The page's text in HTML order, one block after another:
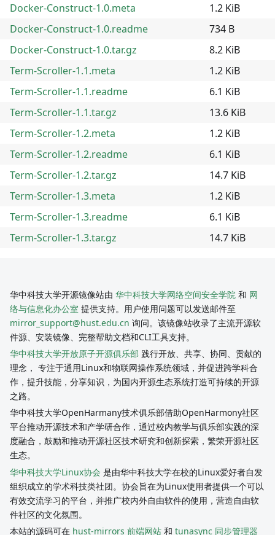
Docker-Construct-1.0.meta
1.2 KiB
Docker-Construct-1.0.readme
734 B
Docker-Construct-1.0.tar.gz
8.2 KiB
Term-Scroller-1.1.meta
1.2 KiB
Term-Scroller-1.1.readme
6.1 KiB
Term-Scroller-1.1.tar.gz
13.6 KiB
Term-Scroller-1.2.meta
1.2 KiB
Term-Scroller-1.2.readme
6.1 KiB
Term-Scroller-1.2.tar.gz
14.7 KiB
Term-Scroller-1.3.meta
1.2 KiB
Term-Scroller-1.3.readme
6.1 KiB
Term-Scroller-1.3.tar.gz
14.7 KiB
华中科技大学开源镜像站由 华中科技大学网络空间安全学院 和 网
络与信息化办公室 提供支持。用户使用问题可以发送邮件至
mirror_support@hust.edu.cn 询问。该镜像站收录了主流开源软
件源、安装镜像、完整帮助文档和CLI工具支持。
华中科技大学开放原子开源俱乐部 践行开放、共享、协同、贡献的
理念， 专注于通用Linux和物联网操作系统领域，并促进跨学科合
作，提升技能，分享知识，为国内开源生态系统打造可持续的开源
之路。
华中科技大学OpenHarmany技术俱乐部借助OpenHarmony社区
平台推动开源技术和产学研合作，通过校内教学与俱乐部实践的深
度融合，鼓励和推动开源社区技术研究和创新探索，繁荣开源社区
生态。
华中科技大学Linux协会 是由华中科技大学在校的Linux爱好者自发
组织成立的学术科技类社团。协会旨在为Linux使用者提供一个可以
有效交流学习的平台，并推广校内外自由软件的使用，营造自由软
件社区的文化氛围。
本站的源码可在 hust-mirrors 前端网站 和 tunasync 同步管理器